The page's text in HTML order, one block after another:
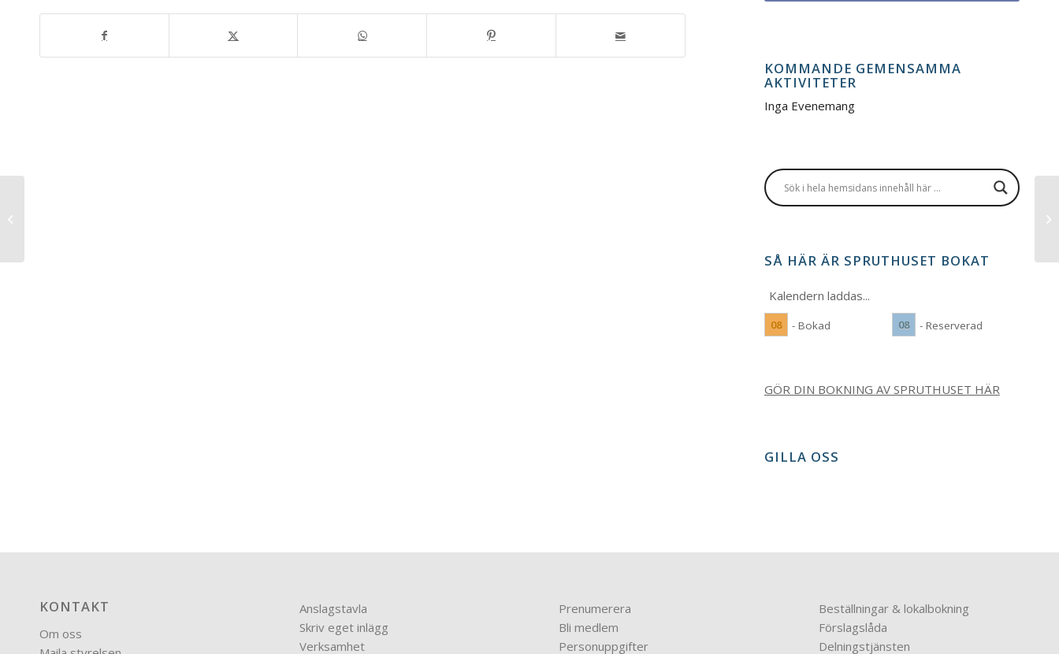
KOMMANDE GEMENSAMMA
AKTIVITETER
Inga Evenemang
SÅ HÄR ÄR SPRUTHUSET BOKAT
Kalendern laddas...
08 - Bokad 08 - Reserverad
GÖR DIN BOKNING AV SPRUTHUSET HÄR
GILLA OSS
KONTAKT
Om oss
Anslagstavla
Skriv eget inlägg
Verksamhet
Prenumerera
Bli medlem
Personuppgifter
Beställningar & lokalbokning
Förslagslåda
Delningstjänsten